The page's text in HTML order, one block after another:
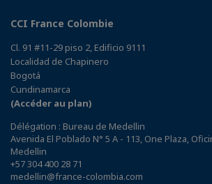
CCI France Colombie
Cl. 91 #11-29 piso 2, Edificio 9111
Localidad de Chapinero
Bogotá
Cundinamarca
(Accéder au plan)
Délégation : Bureau de Medellin
Avenida El Poblado N° 5 A - 113, One Plaza,
Medellin
+57 304 400 28 71
medellin@france-colombia.com